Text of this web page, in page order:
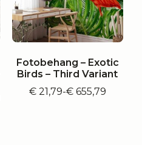
Fotobehang – Exotic
Birds – Third Variant
€21,79-€655,79
Prijsklasse: